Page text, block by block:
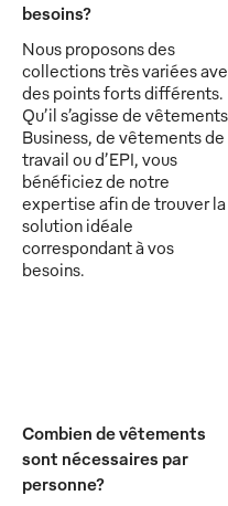
besoins?
Nous proposons des
collections très variées
des points forts différents.
Qu’il s’agisse de vêtements
Business, de vêtements de
travail ou d’EPI, vous
bénéficiez de notre
expertise afin de trouver la
solution idéale
correspondant à vos
besoins.
Combien de vêtements
sont nécessaires par
personne?